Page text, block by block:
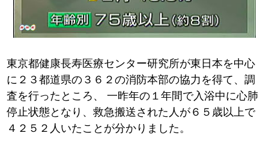
東京都健康長寿医療センター研究所が東日本を中心
に２３都道県の３６２の消防本部の協力を得て、調
査を行ったところ、
一昨年の１年間で入浴中に心肺
停止状態となり、救急搬送された人が６５歳以上で
４２５２人いたことが分かりました。